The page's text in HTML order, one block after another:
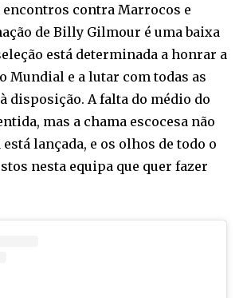
encontros contra Marrocos e
de Billy Gilmour é uma baixa
está determinada a honrar a
Mundial e a lutar com todas as
disposição. A falta do médio do
mas a chama escocesa não
está lançada, e os olhos de todo o
nesta equipa que quer fazer